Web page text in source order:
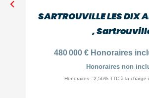
,
480 000 € Honoraires
Honoraires non
Honoraires : 2,56% TTC à la charge